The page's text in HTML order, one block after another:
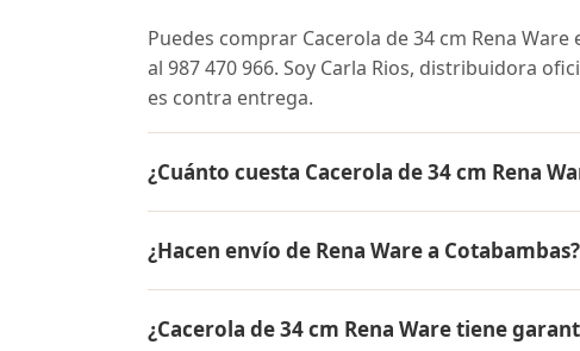
Puedes comprar Cacerola de 34 cm Rena
al 987 470 966. Soy Carla Rios, distribuidora
es contra entrega.
¿Cuánto cuesta Cacerola de 34 cm Rena
conocer el precio actual, promociones
¿Hacen envío de Rena Ware a Cotabambas?
pago es contra entrega.
¿Cacerola de 34 cm Rena Ware tiene